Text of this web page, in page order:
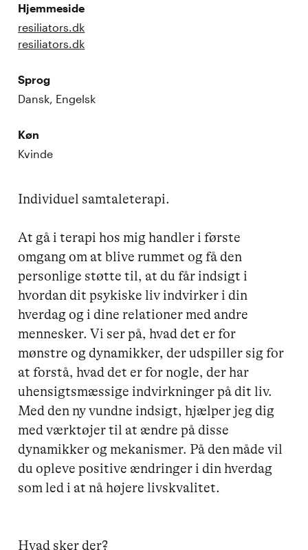
Hjemmeside
resiliators.dk
resiliators.dk
Sprog
Dansk, Engelsk
Køn
Kvinde
Individuel samtaleterapi.
At gå i terapi hos mig handler i første
omgang om at blive rummet og få den
personlige støtte til, at du får indsigt i
hvordan dit psykiske liv indvirker i din
hverdag og i dine relationer med andre
mennesker. Vi ser på, hvad det er for
mønstre og dynamikker, der udspiller sig for
at forstå, hvad det er for nogle, der har
uhensigtsmæssige indvirkninger på dit liv.
Med den ny vundne indsigt, hjælper jeg dig
med værktøjer til at ændre på disse
dynamikker og mekanismer. På den måde vil
du opleve positive ændringer i din hverdag
som led i at nå højere livskvalitet.
Hvad sker der?